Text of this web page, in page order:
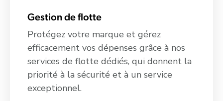
Gestion de flotte
Protégez votre marque et gérez
efficacement vos dépenses grâce à nos
services de flotte dédiés, qui donnent la
priorité à la sécurité et à un service
exceptionnel.